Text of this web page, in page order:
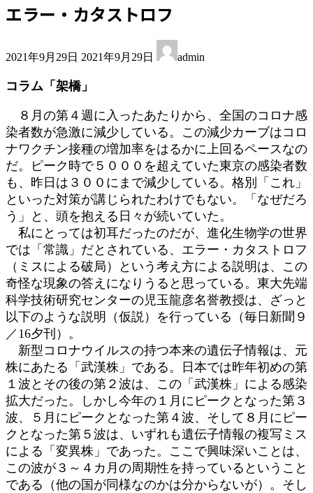
エラー・カタストロフ
2021年9月29日 終
新
時
:
2021年9月29日 admin
コラム「架橋」
８月の第４週に入ったあたりから、全国のコロナ感
染者数が急激に減少している。この減少カーブはコロ
ナワクチン接種の増加率をはるかに上回るペースなの
だ。ピーク時で５０００を超えていた東京の感染者数
も、昨日は３００にまで減少している。格別「これ」
といった対策が講じられたわけでもない。「なぜだろ
う」と、頭を抱える日々が続いていた。
私にとっては初耳だったのだが、進化生物学の世界
では「常識」だとされている、エラー・カタストロフ
（ミスによる破局）という考え方による説明は、この
奇怪な現象の答えになりうると思っている。東大先端
科学技術研究センターの児玉龍彦名誉教授は、ざっと
以下のような説明（仮説）を行っている（毎日新聞９
／16夕刊）。
新型コロナウイルスの持つ本来の遺伝子情報は、元
株にあたる「武漢株」である。日本では昨年初めの第
１波とその後の第２波は、この「武漢株」による感染
拡大だった。しかし今年の１月にピークとなった第３
波、５月にピークとなった第４波、そして８月にピー
クとなった第５波は、いずれも遺伝子情報の複写ミス
による「変異株」であった。ここで興味深いことは、
この波が３～４カ月の周期性を持っているということ
である（他の国が同様なのかは分からないが）。そし